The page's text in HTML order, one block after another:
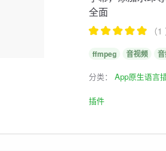
全面
（
ffmpeg 音视频
分类：App原生语言
插件